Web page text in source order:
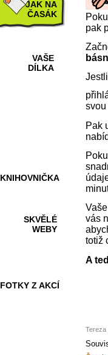
JAK NA
ČASÁK
VAŠE
DÍLKA
KNIHOVNIČKA
SKVĚLÉ
WEBY
FOTKY Z AKCÍ
pak
Pak
vás
totiž
A
Tereza